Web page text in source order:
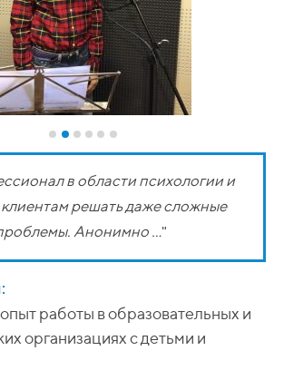
в области психологии и
решать даже сложные
Анонимно ..."
работы в образовательных и
организациях с детьми и